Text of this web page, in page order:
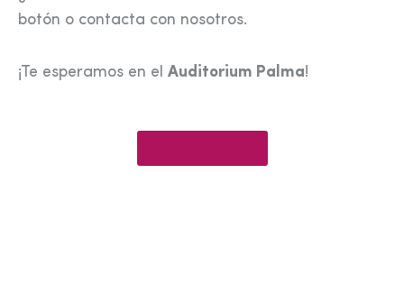
botón o contacta con nosotros.
¡Te esperamos en el Auditorium Palma!